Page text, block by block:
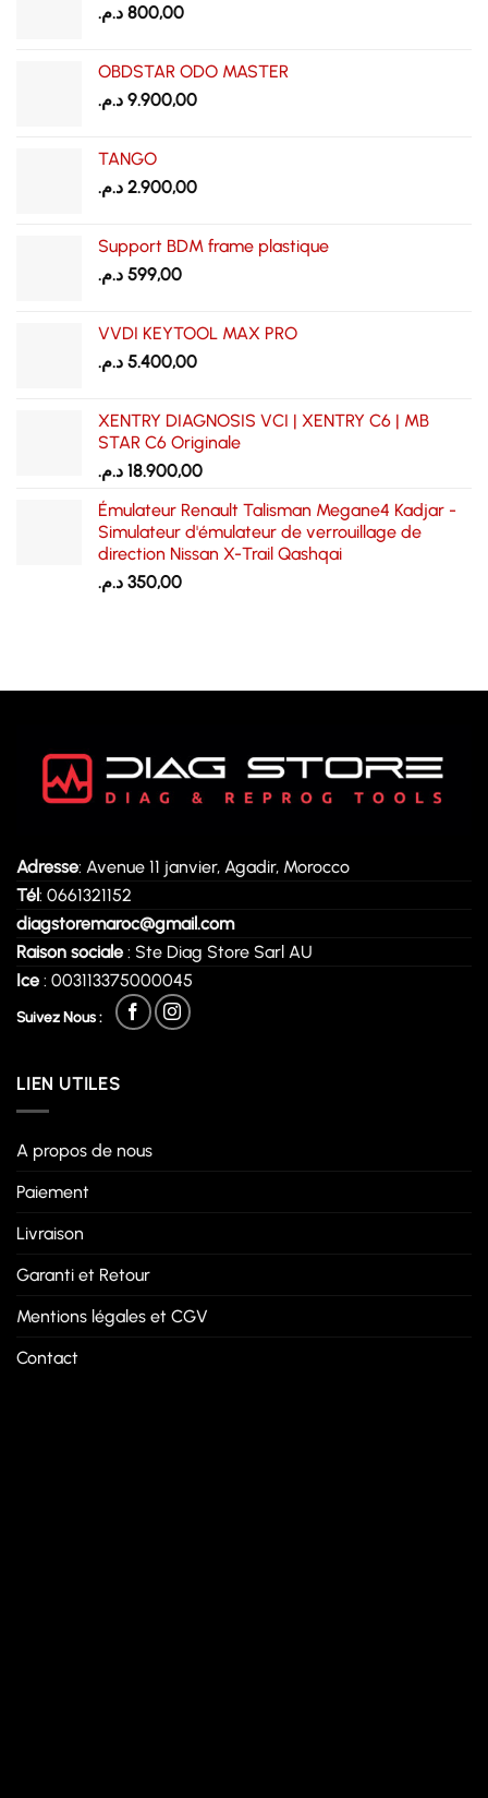
800,00 د.م.
OBDSTAR ODO MASTER
9.900,00 د.م.
TANGO
2.900,00 د.م.
Support BDM frame plastique
599,00 د.م.
VVDI KEYTOOL MAX PRO
5.400,00 د.م.
XENTRY DIAGNOSIS VCI | XENTRY C6 | MB
STAR C6 Originale
18.900,00 د.م.
Émulateur Renault Talisman Megane4 Kadjar -
Simulateur d'émulateur de verrouillage de
direction Nissan X-Trail Qashqai
350,00 د.م.
Adresse: Avenue 11 janvier, Agadir, Morocco
Tél: 0661321152
diagstoremaroc@gmail.com
Raison sociale : Ste Diag Store Sarl AU
Ice : 003113375000045
Suivez Nous :
LIEN UTILES
A propos de nous
Paiement
Livraison
Garanti et Retour
Mentions légales et CGV
Contact